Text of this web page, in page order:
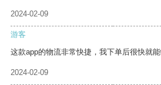
2024-02-09
游客
这款app的物流非常快捷，我下单后很快就能
2024-02-09